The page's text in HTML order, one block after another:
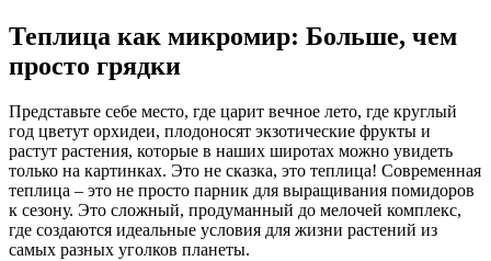
Теплица как микромир: Больше, чем
просто грядки
Представьте себе место, где царит вечное лето, где круглый
год цветут орхидеи, плодоносят экзотические фрукты и
растут растения, которые в наших широтах можно увидеть
только на картинках. Это не сказка, это теплица! Современная
теплица – это не просто парник для выращивания помидоров
к сезону. Это сложный, продуманный до мелочей комплекс,
где создаются идеальные условия для жизни растений из
самых разных уголков планеты.